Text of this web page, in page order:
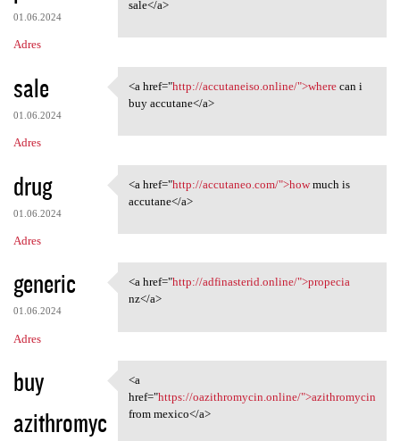
01.06.2024
Adres
sale</a>
sale
01.06.2024
Adres
<a href="http://accutaneiso
<a href="http://accutaneiso.online/">wherecan i
buy accutane</a>
drug
01.06.2024
Adres
<a href="http://accutaneo.com
<a href="http://accutaneo.com/">howmuch is
accutane</a>
generic
01.06.2024
Adres
<a href="http://adfinasterid
<a href="http://adfinasterid.online/">propecia
nz</a>
buy
azithromyc
<a href="https:/
<a
href="https://oazithromycin.online/">azithromycin
from mexico</a>